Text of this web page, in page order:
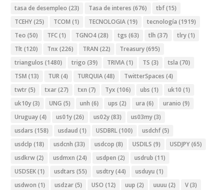
tasa de desempleo (23) Tasa de interes (676) tbf(15)
TCEHY(25) TCOM (1) TECNOLOGIA(19) tecnología (1919)
Teo (50) TFC(1) TGNO4(28) tgs (63) tlh (37) tlry(1)
Tlt (120) Tnx (226) TRAN (22) Treasury(695)
triangulos (1480) trigo (39) TRIVIA(1) TS (3) tsla (70)
TSM (13) TUR(4) TURQUIA(48) TwitterSpaces (4)
twtr(5) txar(27) txn (7) Tyx (106) ubs (1) uk10 (1)
uk10y(3) UNG (5) unh (6) ups (2) ura (6) uranio (9)
Uruguay(4) us01y(26) us02y(83) us03my(3)
usdars (158) usdaud (1) USDBRL(100) usdchf(5)
usdclp (18) usdcnh (33) usdcop (8) USDILS (9) USDJPY(65)
usdkrw(2) usdmxn (24) usdpen (2) usdrub (11)
USDSEK(1) usdtars (55) usdtry(44) usduyu (1)
usdwon (1) usdzar(5) USO (12) uup (2) uuuu (2) V(3)